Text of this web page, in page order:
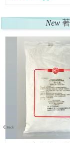
New